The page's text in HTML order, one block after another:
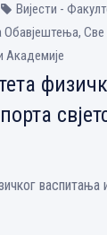
Вијести -
Све
Академије
васпитања